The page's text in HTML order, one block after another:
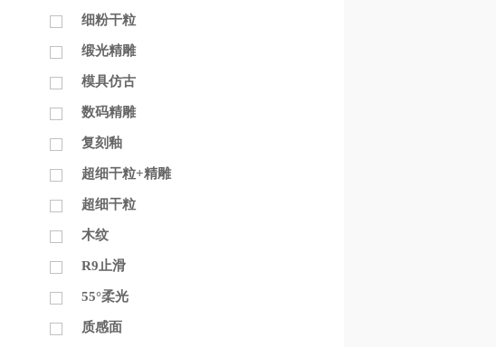
细粉干粒
缎光精雕
模具仿古
数码精雕
复刻釉
超细干粒+精雕
超细干粒
木纹
R9止滑
55°柔光
质感面